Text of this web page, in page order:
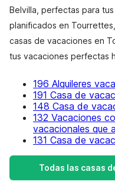
Belvilla, perfectas para
planificados en
casas de vacaciones en
tus vacaciones perfectas
196 Alquileres
191 Casa de
148 Casa de
132 Vacaciones
vacacionales que
131 Casa de
Todas las casas